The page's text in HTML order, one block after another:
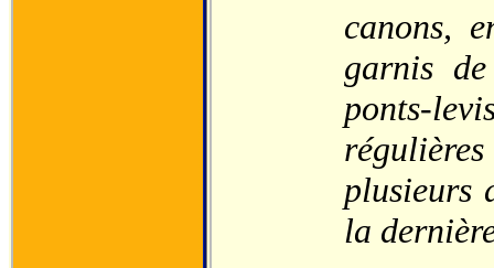
canons,
garnis
ponts-
plusieurs
la